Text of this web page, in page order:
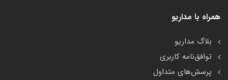
همراه با مداریو
بلاگ مداریو
توافق‌نامه کاربری
پرسش‌های متداول